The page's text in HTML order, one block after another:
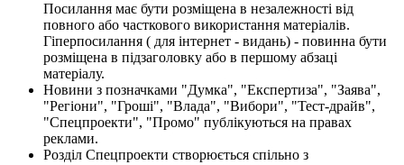
Посилання має бути розміщена в незалежності від
повного або часткового використання матеріалів.
Гіперпосилання ( для інтернет - видань) - повинна бути
розміщена в підзаголовку або в першому абзаці
матеріалу.
Новини з позначками "Думка", "Експертиза", "Заява",
"Регіони", "Гроші", "Влада", "Вибори", "Тест-драйв",
"Спецпроекти", "Промо" публікуються на правах
реклами.
Розділ Спецпроекти створюється спільно з